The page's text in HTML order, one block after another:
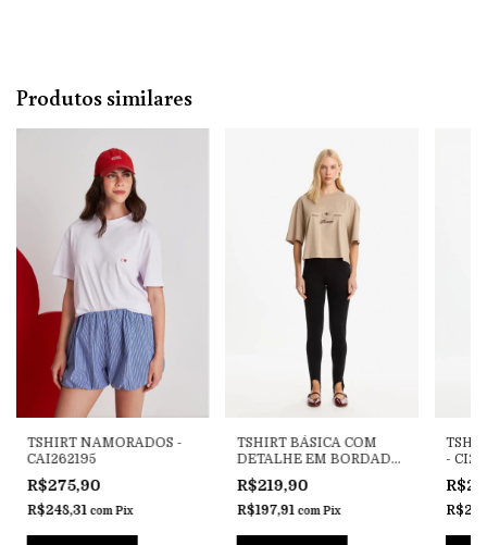
Produtos similares
TSHIRT NAMORADOS -
CAI262195
R$275,90
R$248,31 comPix
TSHIRT BÁSICA COM
DETALHE EM BORDADO
- CI261829
R$219,90
R$197,91 com Pix
-